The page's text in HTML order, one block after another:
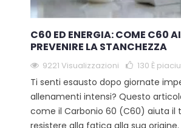
C60 ED ENERGIA: COME C60
PREVENIRE LA STANCHEZZA
9221 Visualizzazioni 130 È
Ti senti esausto dopo giornate
allenamenti intensi? Questo
come il Carbonio 60 (C60) aiuta il